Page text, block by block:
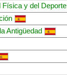
Física y del Deporte
Antigüedad